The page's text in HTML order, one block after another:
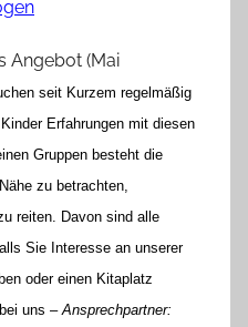
a
o
r
e
K
a
l
Angebot (Mai
seit Kurzem regelmäßig
Erfahrungen mit diesen
Gruppen besteht die
zu betrachten,
reiten. Davon sind alle
Sie Interesse an unserer
oder einen Kitaplatz
uns – Ansprechpartner: